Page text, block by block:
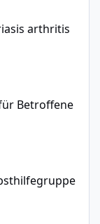
arthritis
Betroffene